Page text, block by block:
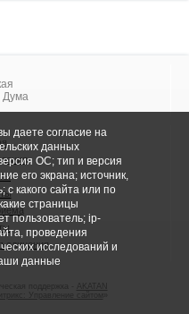
Дума
Управление сайтом
даете согласие на
данных
ОС; тип и версия
его экрана; источник,
с какого сайта или по
страницы
пользователь; ip-
проведения
исследований и
данные